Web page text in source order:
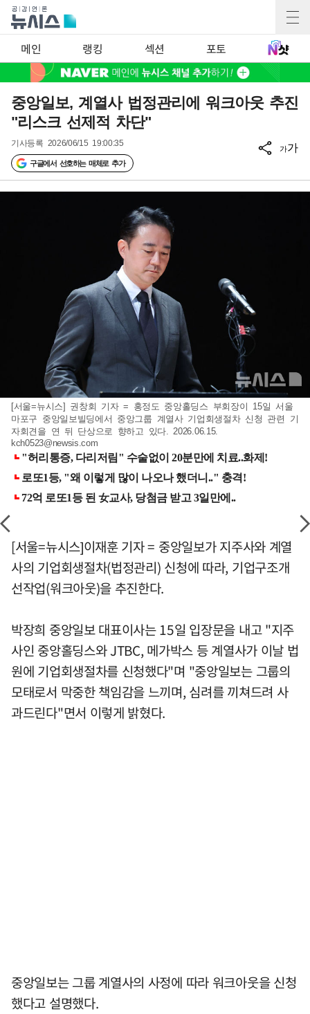
메인 랭킹 섹션 포토
중앙일보, 계열사 법정관리에 워크아웃 추진
"리스크 선제적 차단"
기사등록 2026/06/15 19:00:35
구글에서 선호하는 매체로 추가
가가
[서울=뉴시스] 권창회 기자 = 홍정도 중앙홀딩스 부회장이 15일 서울
마포구 중앙일보빌딩에서 중앙그룹 계열사 기업회생절차 신청 관련 기
자회견을 연 뒤 단상으로 향하고 있다. 2026.06.15.
kch0523@newsis.com
[서울=뉴시스]이재훈 기자 = 중앙일보가 지주사와 계열
사의 기업회생절차(법정관리) 신청에 따라, 기업구조개
선작업(워크아웃)을 추진한다.
박장희 중앙일보 대표이사는 15일 입장문을 내고 "지주
사인 중앙홀딩스와 JTBC, 메가박스 등 계열사가 이날 법
원에 기업회생절차를 신청했다"며 "중앙일보는 그룹의
모태로서 막중한 책임감을 느끼며, 심려를 끼쳐드려 사
과드린다"면서 이렇게 밝혔다.
중앙일보는 그룹 계열사의 사정에 따라 워크아웃을 신청
했다고 설명했다.